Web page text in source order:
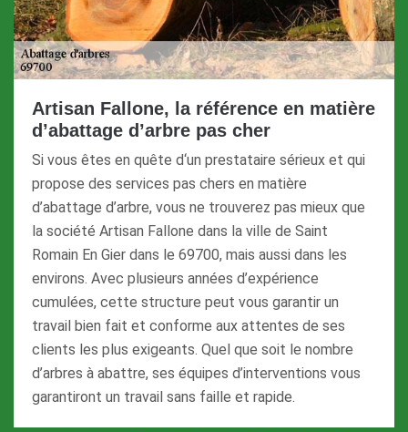
Artisan Fallone, la référence en matière
d’abattage d’arbre pas cher
Si vous êtes en quête d‘un prestataire sérieux et qui
propose des services pas chers en matière
d’abattage d’arbre, vous ne trouverez pas mieux que
la société Artisan Fallone dans la ville de Saint
Romain En Gier dans le 69700, mais aussi dans les
environs. Avec plusieurs années d’expérience
cumulées, cette structure peut vous garantir un
travail bien fait et conforme aux attentes de ses
clients les plus exigeants. Quel que soit le nombre
d’arbres à abattre, ses équipes d’interventions vous
garantiront un travail sans faille et rapide.